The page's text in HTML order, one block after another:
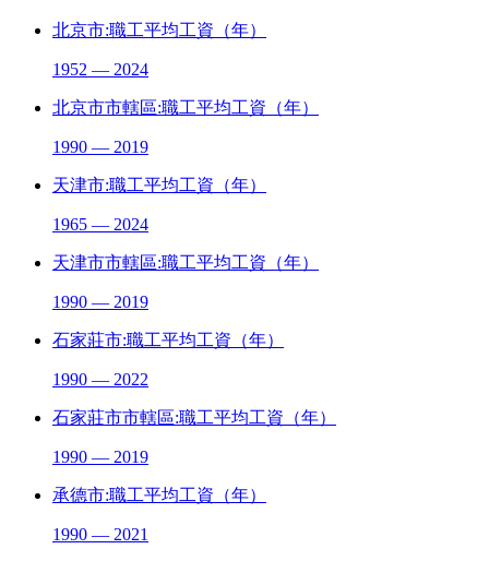
北京市:職工平均工資（年）
1952 — 2024
北京市市轄區:職工平均工資（年）
1990 — 2019
天津市:職工平均工資（年）
1965 — 2024
天津市市轄區:職工平均工資（年）
1990 — 2019
石家莊市:職工平均工資（年）
1990 — 2022
石家莊市市轄區:職工平均工資（年）
1990 — 2019
承德市:職工平均工資（年）
1990 — 2021